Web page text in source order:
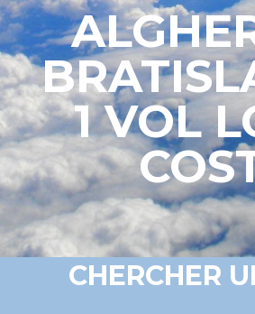
1 VOL
CHERCHER